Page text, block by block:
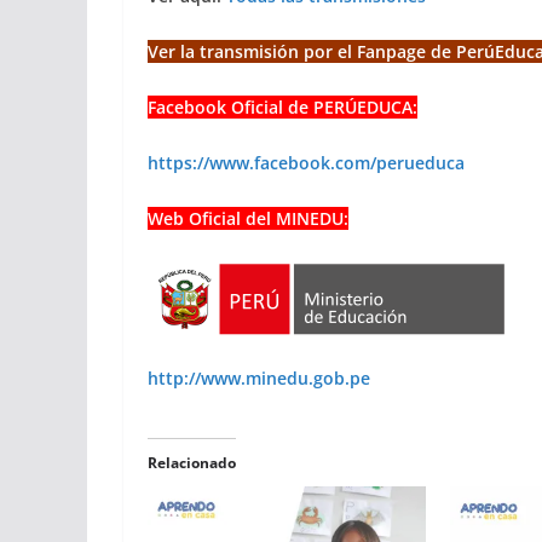
Ver la transmisión por el Fanpage de
Facebook Oficial de PERÚEDUCA:
https://www.facebook.com/perueduca
Web Oficial del MINEDU:
http://www.minedu.gob.pe
Relacionado